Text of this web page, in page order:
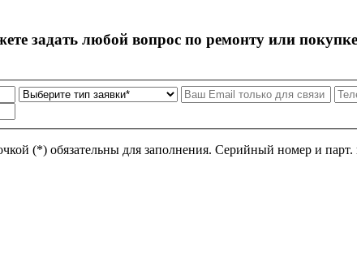
задать любой вопрос по ремонту или покупке
(*) обязательны для заполнения. Серийный номер и